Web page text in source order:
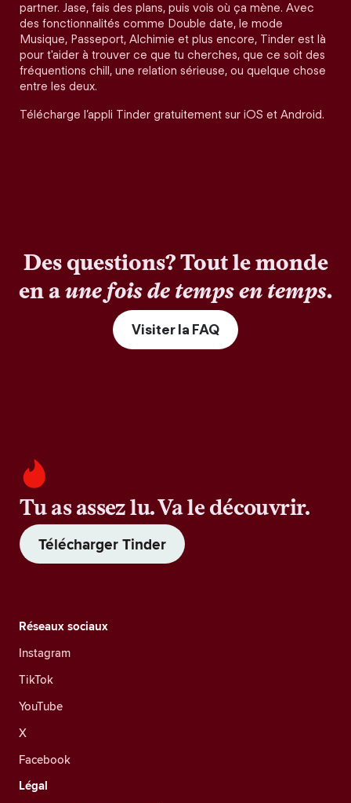
partner. Jase, fais des plans, puis vois où ça mène. Avec
des fonctionnalités comme Double date, le mode
Musique, Passeport, Alchimie et plus encore, Tinder est là
pour t'aider à trouver ce que tu cherches, que ce soit des
fréquentions chill, une relation sérieuse, ou quelque chose
entre les deux.
Télécharge l’appli Tinder gratuitement sur iOS et Android.
Des questions? Tout le monde
en aune fois de temps en temps.
Visiter la FAQ
Tu as assez lu. Va le découvrir.
Télécharger Tinder
Réseaux sociaux
Instagram
TikTok
YouTube
X
Facebook
Légal